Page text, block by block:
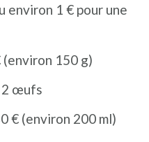
environ 1 € pour une
(environ 150 g)
2 œufs
€ (environ 200 ml)